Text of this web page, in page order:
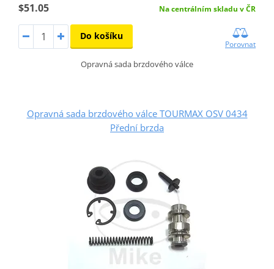
$51.05 Na centrálním skladu v ČR
Do košíku
Porovnat
Opravná sada brzdového válce
Opravná sada brzdového válce TOURMAX OSV 0434
Přední brzda